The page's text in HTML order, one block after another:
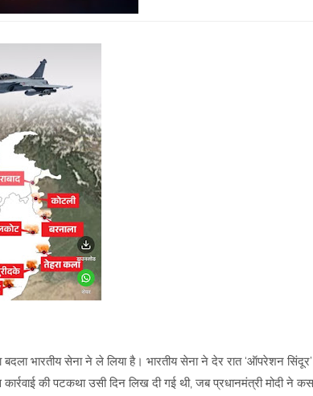
भारतीय सेना ने ले लिया है। भारतीय सेना ने देर रात ‘ऑपरेशन
की पटकथा उसी दिन लिख दी गई थी, जब प्रधानमंत्री मोदी ने